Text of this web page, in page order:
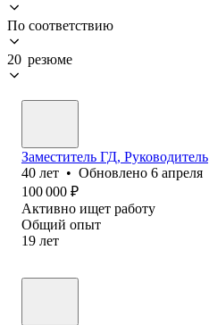
По соответствию
20 резюме
Заместитель ГД, Руководитель
40 лет • Обновлено 6 апреля
100 000 ₽
Активно ищет работу
Общий опыт
19 лет